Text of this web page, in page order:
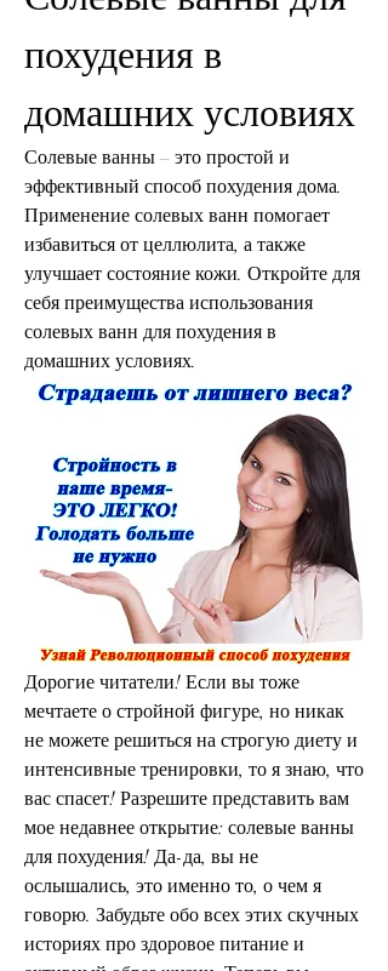
похудения в
домашних условиях
Солевые ванны – это простой и
эффективный способ похудения дома.
Применение солевых ванн помогает
избавиться от целлюлита, а также
улучшает состояние кожи. Откройте для
себя преимущества использования
солевых ванн для похудения в
домашних условиях.
Дорогие читатели! Если вы тоже
мечтаете о стройной фигуре, но никак
не можете решиться на строгую диету и
интенсивные тренировки, то я знаю, что
вас спасет! Разрешите представить вам
мое недавнее открытие: солевые ванны
для похудения! Да-да, вы не
ослышались, это именно то, о чем я
говорю. Забудьте обо всех этих скучных
историях про здоровое питание и